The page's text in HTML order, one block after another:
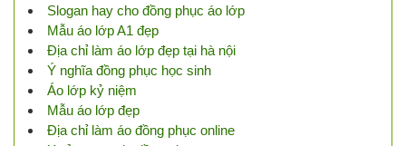
Slogan hay cho đồng phục áo lớp
Mẫu áo lớp A1 đẹp
Địa chỉ làm áo lớp đẹp tại hà nội
Ý nghĩa đồng phục học sinh
Áo lớp kỷ niệm
Mẫu áo lớp đẹp
Địa chỉ làm áo đồng phục online